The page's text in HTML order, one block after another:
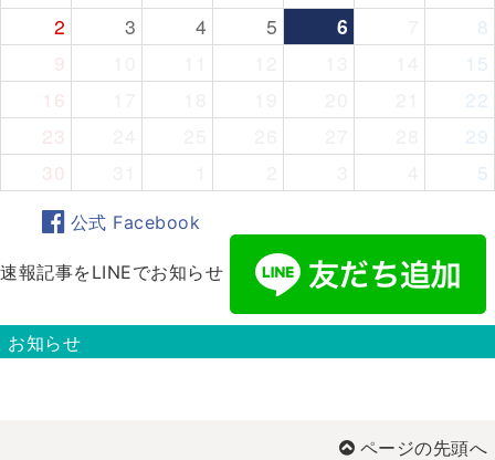
2
3 4 5 6
8
9
15
16
22
23
29
30
5
公式 Facebook
速報記事をLINEでお知らせ
お知らせ
ページの先頭へ